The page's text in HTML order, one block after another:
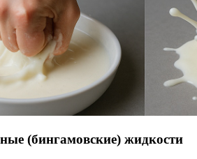
(бингамовские) жидкости